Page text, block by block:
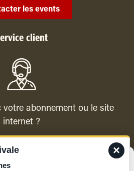
les events
client
votre abonnement ou le site
internet ?
le service client ×